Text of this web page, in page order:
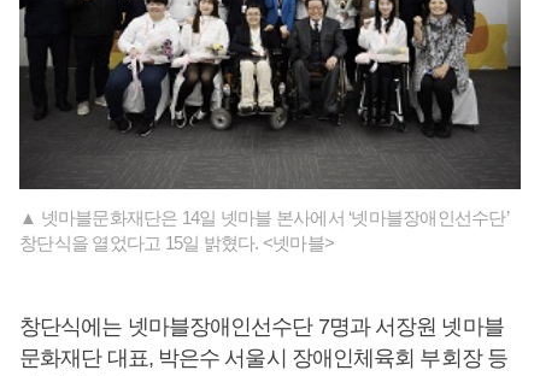
▲ 넷마블문화재단은 14일 넷마블 본사에서 ‘넷마블장애인선수단’
창단식을 열었다고 15일 밝혔다. <넷마블>
창단식에는 넷마블장애인선수단 7명과 서장원 넷마블
문화재단 대표, 박은수 서울시 장애인체육회 부회장 등